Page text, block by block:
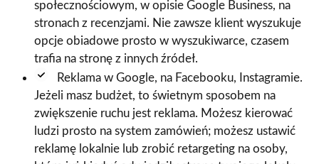
społecznościowym, w opisie Google Business, na
stronach z recenzjami. Nie zawsze klient wyszukuje
opcje obiadowe prosto w wyszukiwarce, czasem
trafia na stronę z innych źródeł.
Reklama w Google, na Facebooku, Instagramie.
Jeżeli masz budżet, to świetnym sposobem na
zwiększenie ruchu jest reklama. Możesz kierować
ludzi prosto na system zamówień; możesz ustawić
reklamę lokalnie lub zrobić retargeting na osoby,